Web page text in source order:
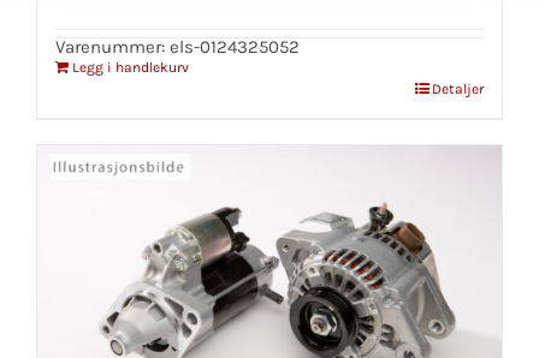
Varenummer: els-0124325052
Legg i handlekurv
Detaljer